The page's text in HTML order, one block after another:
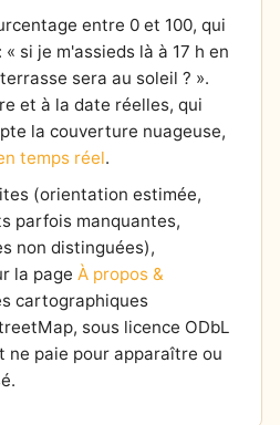
entre 0 et 100, qui
si je m'assieds là à 17 h en
sera au soleil ? ».
et à la date réelles, qui
la couverture nuageuse,
temps réel.
(orientation estimée,
parfois manquantes,
non distinguées),
la page À propos &
cartographiques
sous licence ODbL
ne paie pour apparaître ou